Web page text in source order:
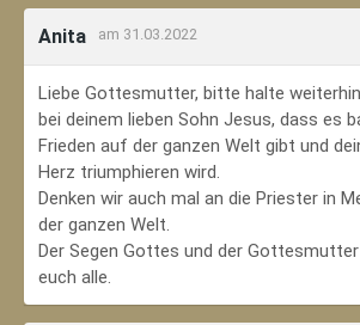
Anita am 31.03.2022
Liebe Gottesmutter, bitte halte
bei deinem lieben Sohn Jesus, dass es
Frieden auf der ganzen Welt gibt und
Herz triumphieren wird.
Denken wir auch mal an die Priester in
der ganzen Welt.
Der Segen Gottes und der
euch alle.